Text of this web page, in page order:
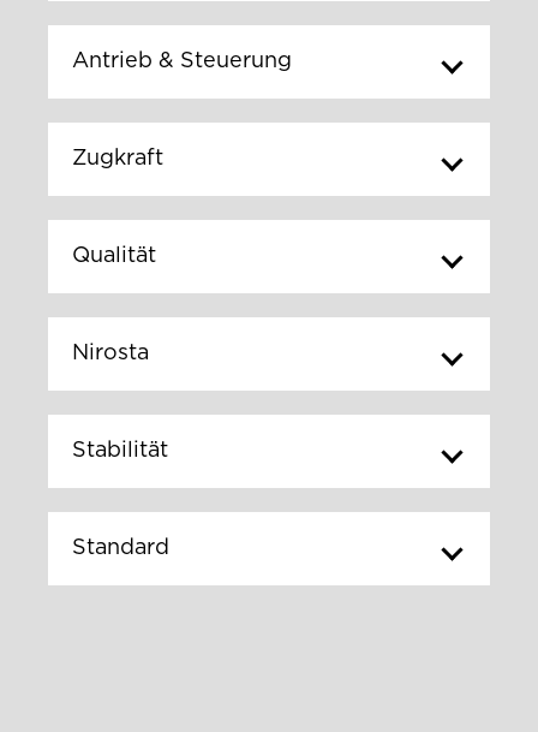
Antrieb & Steuerung
Zugkraft
Qualität
Nirosta
Stabilität
Standard